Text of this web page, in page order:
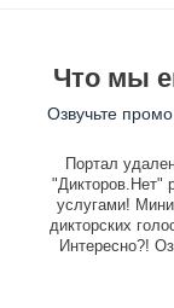
Что мы
Озвучьте
Портал
"Дикторов.Нет"
услугами!
дикторских
Интересно?!